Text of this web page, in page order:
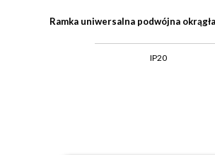
Ramka uniwersalna podwójna
IP20